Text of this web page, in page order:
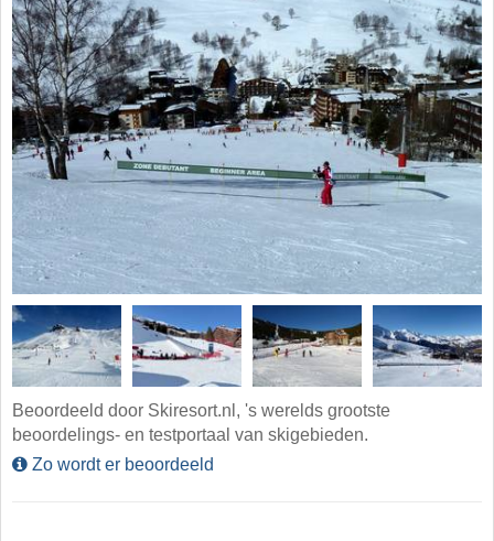
Beoordeeld door Skiresort.nl, 's werelds grootste
beoordelings- en testportaal van skigebieden.
Zo wordt er beoordeeld